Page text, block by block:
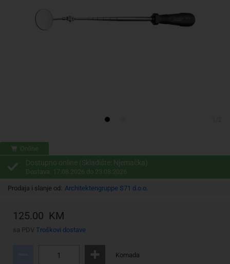
Online
Dostupno online (Skladište: Njemačka)
Dostava: 17.08.2026 do 23.08.2026
Prodaja i slanje od: Architektengruppe S71 d.o.o.
125.00 KM
sa PDV Troškovi dostave
Komada